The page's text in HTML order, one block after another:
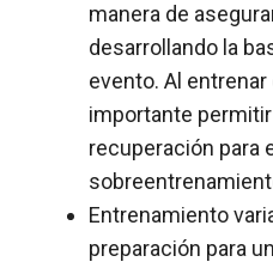
manera de
desarrollando la
evento. Al
importante
recuperación para
Entrenamiento
preparación para